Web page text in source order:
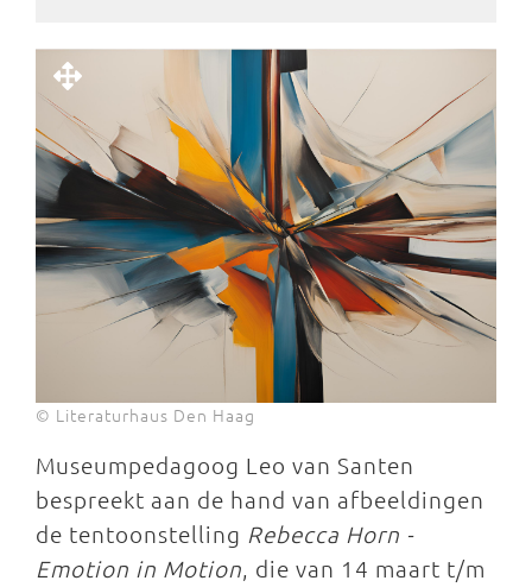
© Literaturhaus Den Haag
Museumpedagoog Leo van Santen
bespreekt aan de hand van afbeeldingen
de tentoonstelling Rebecca Horn -
Emotion in Motion, die van 14 maart t/m